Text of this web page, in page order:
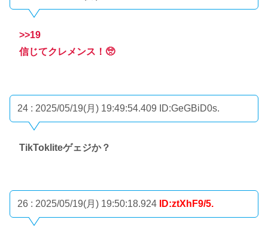
>>19
信じてクレメンス！🥺
24 : 2025/05/19(月) 19:49:54.409 ID:GeGBiD0s.
TikTokliteゲェジか？
26 : 2025/05/19(月) 19:50:18.924 ID:ztXhF9/5.